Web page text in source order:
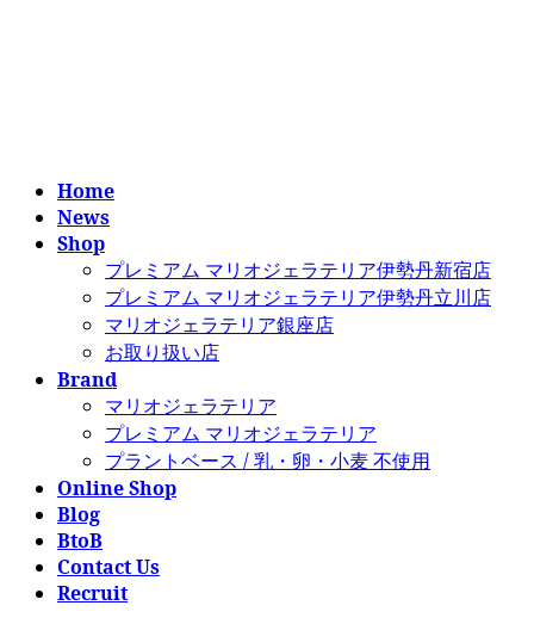
Home
News
Shop
プレミアム マリオジェラテリア伊勢丹新宿店
プレミアム マリオジェラテリア伊勢丹立川店
マリオジェラテリア銀座店
お取り扱い店
Brand
マリオジェラテリア
プレミアム マリオジェラテリア
プラントベース / 乳・卵・小麦 不使用
Online Shop
Blog
BtoB
Contact Us
Recruit